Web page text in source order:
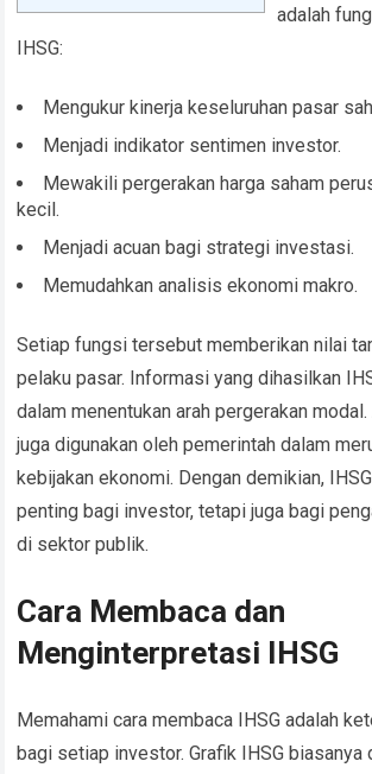
adalah
IHSG:
Mengukur kinerja keseluruhan pasar
Menjadi indikator sentimen investor.
Mewakili pergerakan harga saham
kecil.
Menjadi acuan bagi strategi investasi.
Memudahkan analisis ekonomi makro.
Setiap fungsi tersebut memberikan nilai
pelaku pasar. Informasi yang dihasilkan
dalam menentukan arah pergerakan
juga digunakan oleh pemerintah dalam
kebijakan ekonomi. Dengan demikian,
penting bagi investor, tetapi juga bagi
di sektor publik.
Cara Membaca dan
Menginterpretasi IHSG
Memahami cara membaca IHSG adalah
bagi setiap investor. Grafik IHSG biasanya